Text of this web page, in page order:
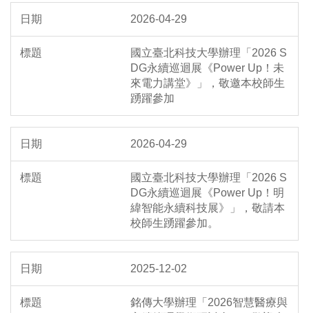
2026-04-29
國立臺北科技大學辦理「2026 S
DG永續巡迴展《Power Up！未
來電力講堂》」，敬邀本校師生
踴躍參加
2026-04-29
國立臺北科技大學辦理「2026 S
DG永續巡迴展《Power Up！明
緯智能永續科技展》」，敬請本
校師生踴躍參加。
2025-12-02
銘傳大學辦理「2026智慧醫療與